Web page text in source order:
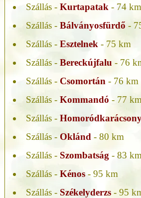
Szállás - Kurtapatak - 74 km
Szállás - Bálványosfürdő -
Szállás - Esztelnek - 75 km
Szállás - Bereckújfalu - 76
Szállás - Csomortán - 76 km
Szállás - Kommandó - 77 km
Szállás -
Szállás - Oklánd - 80 km
Szállás - Szombatság - 83 km
Szállás - Kénos- 95 km
Szállás - Székelyderzs- 95